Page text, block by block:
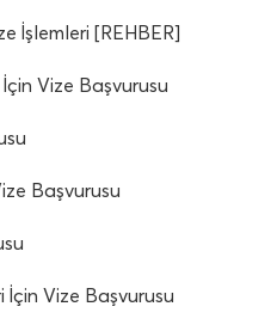
İşlemleri [REHBER]
Vize Başvurusu
Başvurusu
Vize Başvurusu